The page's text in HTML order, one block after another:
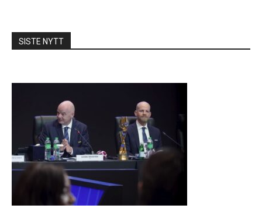
SISTE NYTT